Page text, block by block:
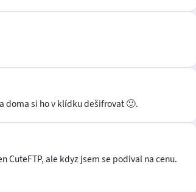
doma si ho v klídku dešifrovat 🙂.
CuteFTP, ale kdyz jsem se podival na cenu.